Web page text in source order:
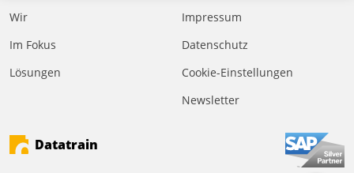
passende Fragen und
Eine intuitive
Dialogführung ermöglicht
effizienter zu bearbeiten.
Wir
Im Fokus
Lösungen
Impressum
Datenschutz
Cookie-Einstellungen
Newsletter
Datatrain